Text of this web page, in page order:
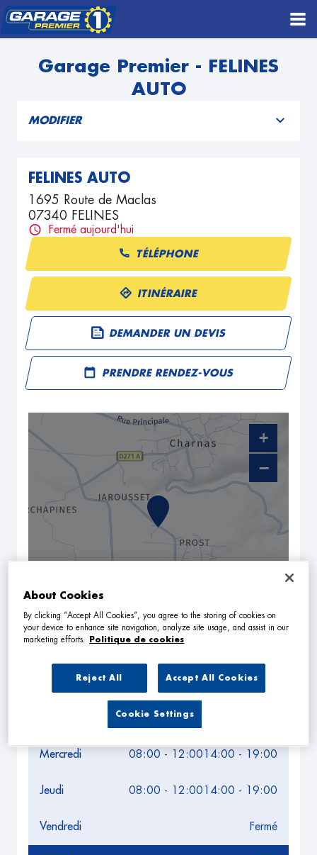
Garage Premier - FELINES
AUTO
MODIFIER
FELINES AUTO
1695 Route de Maclas
07340 FELINES
Fermé aujourd'hui
TÉLÉPHONE
ITINÉRAIRE
DEMANDER UN DEVIS
PRENDRE RENDEZ-VOUS
08:00 - 12:0014:00 - 19:00
08:00 - 12:00
Mercredi 08:00 - 12:00 14:00 - 19:00
Jeudi 08:00 - 12:00 14:00 - 19:00
Vendredi Fermé
+
−
NAVIGUER ITINÉRAIRE
About Cookies
By clicking “Accept All Cookies”, you agree to the storing of cookies on
your device to enhance site navigation, analyze site usage, and assist in our
marketing efforts.
Politique de cookies
Reject All Accept All Cookies
Cookie Settings